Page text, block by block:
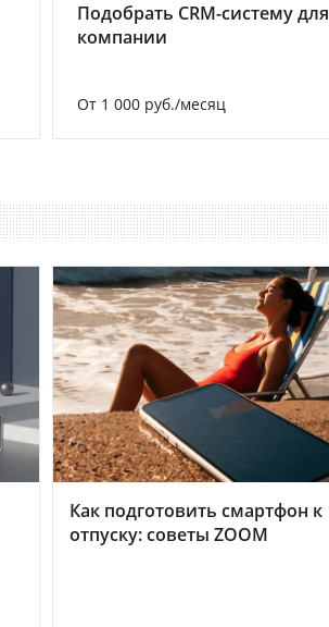
Подобрать CRM-систему для
компании
От 1 000 руб./месяц
Как подготовить смартфон к
отпуску: советы ZOOM